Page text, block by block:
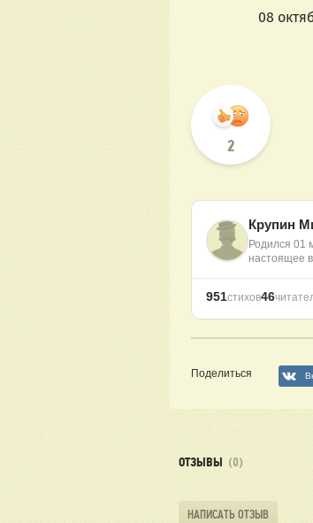
2
Крупин
Родился 01
настоящее
951стихов46
Поделиться
ОТЗЫВЫ (0)
НАПИСАТЬ ОТЗЫВ